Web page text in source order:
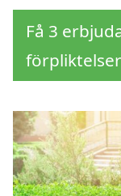
Få 3
förpliktelser